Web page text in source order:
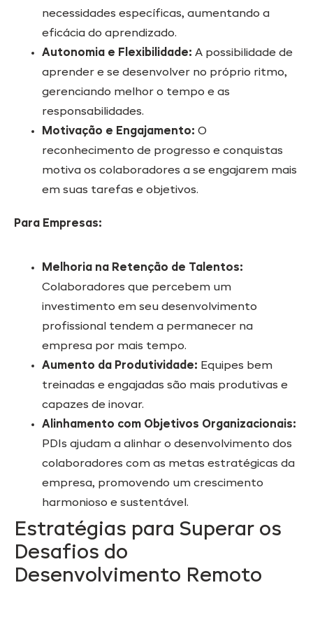
necessidades específicas, aumentando a
eficácia do aprendizado.
Autonomia e Flexibilidade: A possibilidade de
aprender e se desenvolver no próprio ritmo,
gerenciando melhor o tempo e as
responsabilidades.
Motivação e Engajamento: O
reconhecimento de progresso e conquistas
motiva os colaboradores a se engajarem mais
em suas tarefas e objetivos.
Para Empresas:
Melhoria na Retenção de Talentos:
Colaboradores que percebem um
investimento em seu desenvolvimento
profissional tendem a permanecer na
empresa por mais tempo.
Aumento da Produtividade: Equipes bem
treinadas e engajadas são mais produtivas e
capazes de inovar.
Alinhamento com Objetivos Organizacionais:
PDIs ajudam a alinhar o desenvolvimento dos
colaboradores com as metas estratégicas da
empresa, promovendo um crescimento
harmonioso e sustentável.
Estratégias para Superar os
Desafios do
Desenvolvimento Remoto